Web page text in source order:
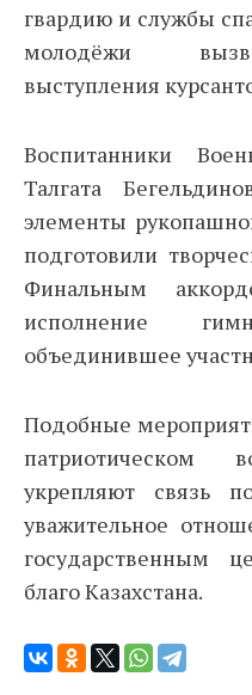
гвардию и службы
молодёжи
выступления
Воспитанники
Талгата
элементы
подготовили
Финальным
исполнение
объединившее
Подобные
патриотическом
укрепляют связь
уважительное
государственным
благо Казахстана.